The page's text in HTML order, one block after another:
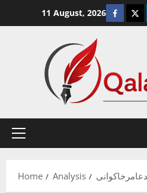
11 August, 2026
Primary
Home Analysis